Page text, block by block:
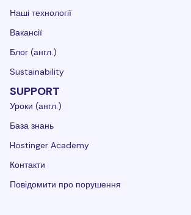
Наші технології
Вакансії
Блог (англ.)
Sustainability
SUPPORT
Уроки (англ.)
База знань
Hostinger Academy
Контакти
Повідомити про порушення